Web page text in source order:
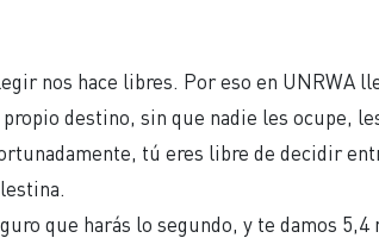
nos hace libres. Por eso en UNRWA
destino, sin que nadie les ocupe,
tú eres libre de decidir
que harás lo segundo, y te damos